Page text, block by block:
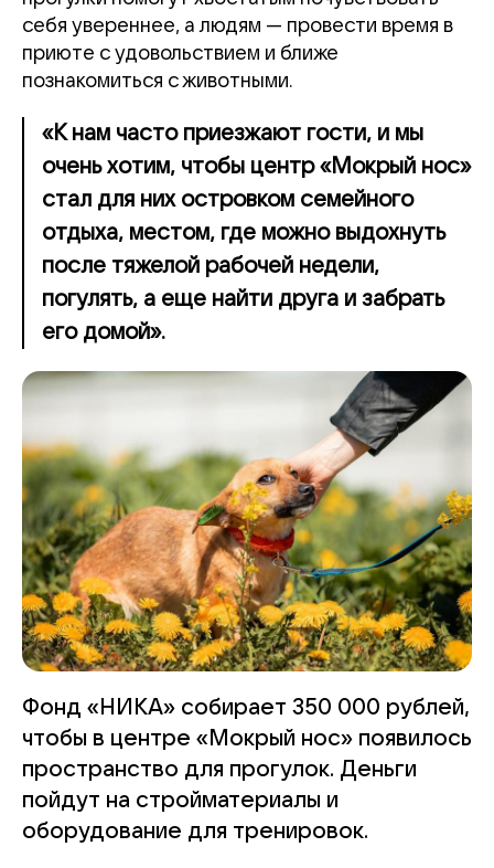
себя увереннее, а людям — провести время в
приюте с удовольствием и ближе
познакомиться с животными.
«К нам часто приезжают гости, и мы
очень хотим, чтобы центр «Мокрый нос»
стал для них островком семейного
отдыха, местом, где можно выдохнуть
после тяжелой рабочей недели,
погулять, а еще найти друга и забрать
его домой».
Фонд «НИКА» собирает 350 000 рублей,
чтобы в центре «Мокрый нос» появилось
пространство для прогулок. Деньги
пойдут на стройматериалы и
оборудование для тренировок.